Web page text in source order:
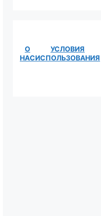
О
НАС
УСЛОВИЯ
ИСПОЛЬЗОВАНИЯ